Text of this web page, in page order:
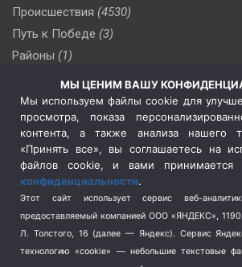
Происшествия (4530)
Путь к Победе (3)
Районы (1)
Сельское хозяйство (3)
Социальная политика
(3)
Спецоперация в Украине
Спецоперация на Украине
(404)
Спорт (740)
Терроризм (1)
Транспорт (262)
МЫ ЦЕНИМ ВАШУ
Мы используем файлы cookie для
просмотра, показа
контента, а также анализа нашего
«Принять все», вы соглашаетесь на
файлов cookie, и вами
конфиденциальности.
Этот сайт использует сервис веб-
предоставляемый компанией ООО «ЯНДЕКС»,
Л. Толстого, 16 (далее — Яндекс). Сервис
технологию «cookie» — небольшие текстовые